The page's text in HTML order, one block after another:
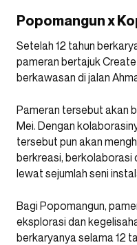
Popomangun x
Setelah 12 tahun
pameran bertajuk
berkawasan di jalan
Pameran tersebut akan
Mei. Dengan
tersebut pun akan
berkreasi, berkolaborasi
lewat sejumlah seni
Bagi Popomangun,
eksplorasi dan
berkaryanya selama 12